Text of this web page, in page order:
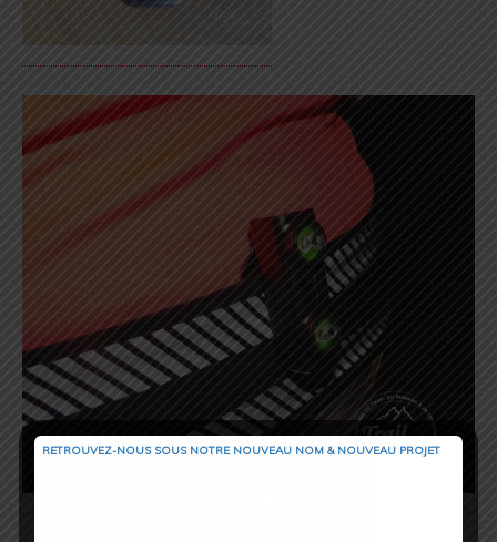
RETROUVEZ-NOUS SOUS NOTRE NOUVEAU NOM & NOUVEAU PROJET